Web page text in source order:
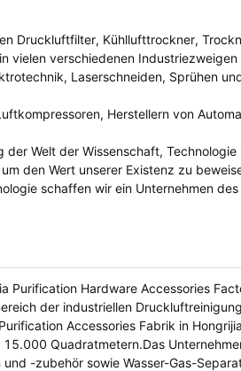
Druckluftfilter, Kühllufttrockner,
vielen verschiedenen
Laserschneiden, Sprühen
Herstellern von
der Welt der Wissenschaft,
den Wert unserer Existenz zu
schaffen wir ein Unternehmen
Purification Hardware Accessories
der industriellen
Accessories Fabrik in
Quadratmetern.Das
-zubehör sowie Wasser-Gas-